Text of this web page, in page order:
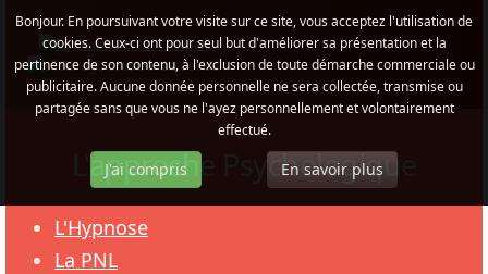
Bonjour. En poursuivant votre visite sur ce site, vous acceptez l'utilisation de
cookies. Ceux-ci ont pour seul but d'améliorer sa présentation et la
pertinence de son contenu, à l'exclusion de toute démarche commerciale ou
publicitaire. Aucune donnée personnelle ne sera collectée, transmise ou
partagée sans que vous ne l'ayez personnellement et volontairement
effectué.
J'ai compris En savoir plus
L'approche Psychologique
L'Hypnose
La PNL